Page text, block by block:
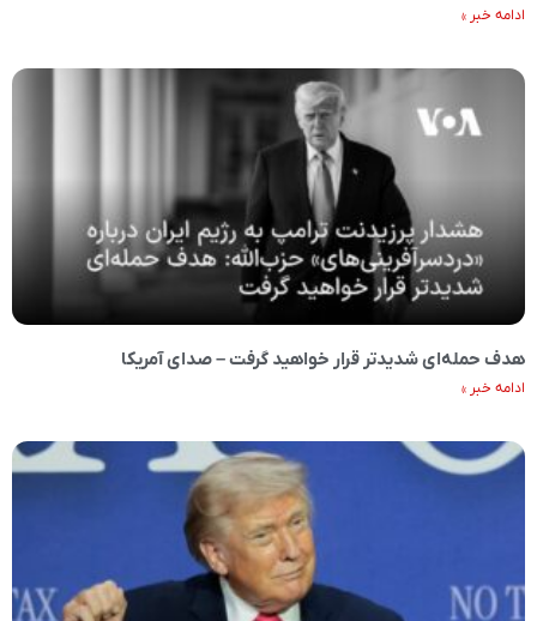
ادامه خبر »
هدف حمله‌ای شدیدتر قرار خواهید گرفت – صدای آمریکا
ادامه خبر »